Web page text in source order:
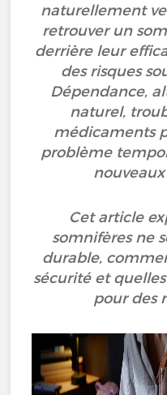
naturellement
retrouver un
derrière leur
des risques
Dépendance,
naturel,
médicaments
problème
Cet article
somnifères ne
durable,
sécurité et
pour des